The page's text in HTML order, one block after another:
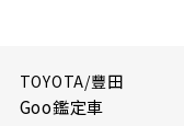
TOYOTA/豐田
Goo鑑定車